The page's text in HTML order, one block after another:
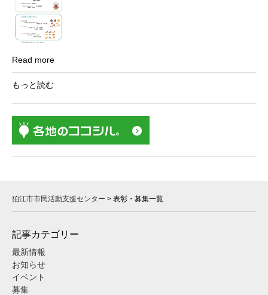
Read more
もっと読む
狛江市市民活動支援センター > 表彰・募集一覧
記事カテゴリー
最新情報
お知らせ
イベント
募集